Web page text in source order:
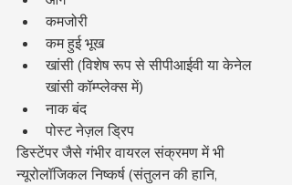
कमजोरी
कम हुई भूख
खांसी (विशेष रूप से सीपीआईवी या केनेल
खांसी कॉम्प्लेक्स में)
नाक बंद
पोस्ट नेज़ल ड्रिप
डिस्टेंपर जैसे गंभीर वायरल संक्रमण में भी
न्यूरोलॉजिकल निष्कर्ष (संतुलन की हानि,